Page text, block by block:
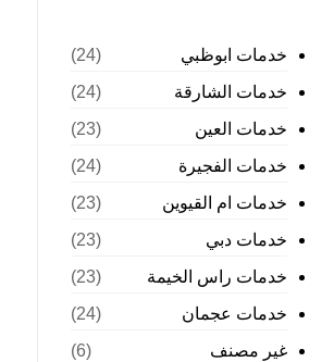
خدمات ابوظبي
(24)
خدمات الشارقة
(24)
خدمات العين
(23)
خدمات الفجيرة
(24)
خدمات ام القيوين
(23)
خدمات دبي
(23)
خدمات راس الخيمة
(23)
خدمات عجمان
(24)
غير مصنف
(6)